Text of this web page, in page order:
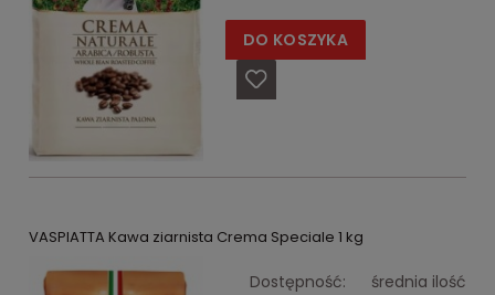
DO KOSZYKA
VASPIATTA Kawa ziarnista Crema Speciale 1 kg
Dostępność:
średnia ilość